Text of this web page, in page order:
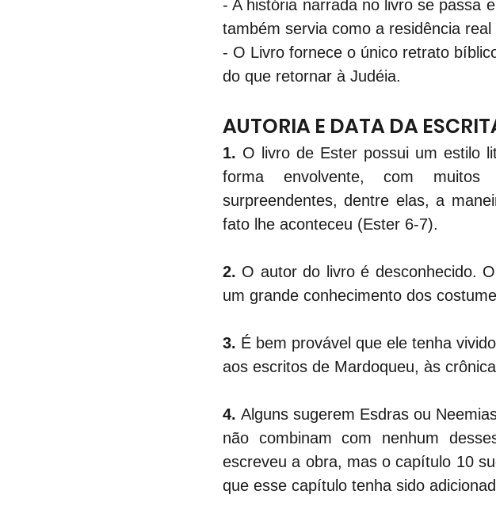
- A história narrada no livro se passa
também servia como a residência real
- O Livro fornece o único retrato
do que retornar à Judéia.
AUTORIA E DATA DA
1. O livro de Ester possui um estilo
forma envolvente, com muitos
surpreendentes, dentre elas, a
fato lhe aconteceu (Ester 6-7).
2. O autor do livro é desconhecido.
um grande conhecimento dos
3. É bem provável que ele tenha
aos escritos de Mardoqueu, às
4. Alguns sugerem Esdras ou
não combinam com nenhum
escreveu a obra, mas o capítulo 10
que esse capítulo tenha sido